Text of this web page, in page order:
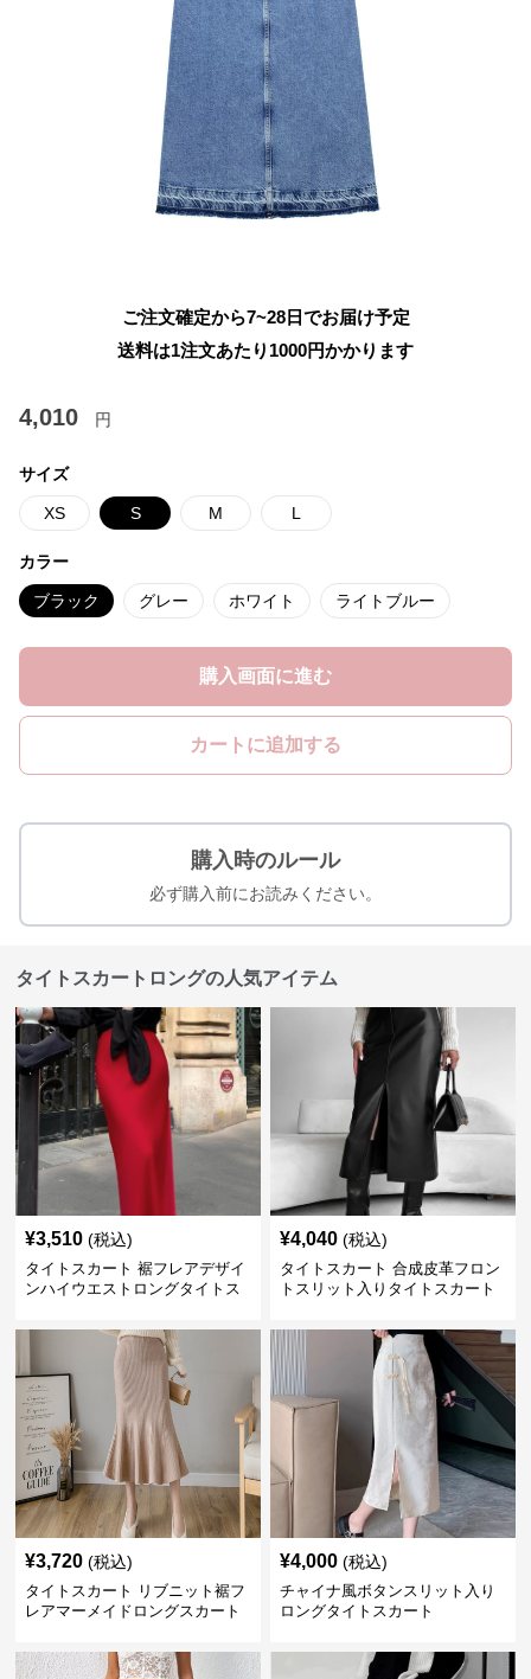
ご注文確定から7~28日でお届け予定
送料は1注文あたり 1000円かかります
4,010 円
サイズ
XS S M L
カラー
ブラック グレー ホワイト ライトブルー
購入画面に進む
カートに追加する
購入時のルール
必ず購入前にお読みください。
タイトスカートロングの人気アイテム
¥3,510 (税込)
タイトスカート 裾フレアデザイ
ンハイウエストロングタイトス
¥4,040 (税込)
タイトスカート 合成皮革フロン
トスリット入りタイトスカート
¥3,720 (税込)
タイトスカート リブニット裾フ
レアマーメイドロングスカート
¥4,000 (税込)
チャイナ風ボタンスリット入り
ロングタイトスカート